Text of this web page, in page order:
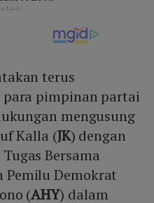
terus
pimpinan partai
mengusung
Kalla (JK) dengan
Bersama
Pemilu Demokrat
(AHY) dalam